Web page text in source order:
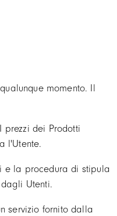
momento. Il
dei Prodotti
l'Utente.
e la procedura di stipula
Utenti.
servizio fornito dalla